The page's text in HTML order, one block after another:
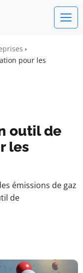
pour les
outil de
les
émissions de gaz
de